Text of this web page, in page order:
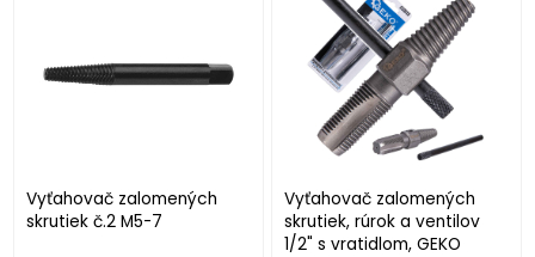
Vyťahovač zalomených
skrutiek č.2 M5-7
Vyťahovač zalomených
skrutiek, rúrok a ventilov
1/2" s vratidlom, GEKO